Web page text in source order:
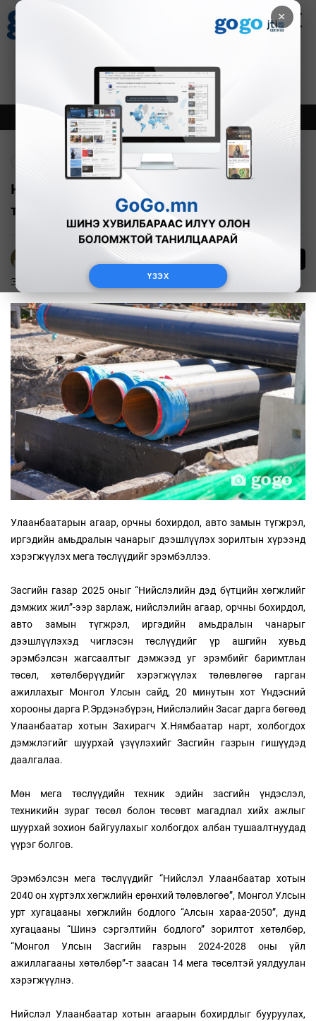
×
ҮЗЭХ
Зурхай
8.09
Онцлох Шинэ
Нийслэлд хэрэгжүүлэх мега
төслүүдийг эрэмбэллээ
Б.Эрдэнэчимэг
Эдийн засаг 2025-01-23
Улаанбаатарын агаар, орчны бохирдол, авто замын түгжрэл,
иргэдийн амьдралын чанарыг дээшлүүлэх зорилтын хүрээнд
хэрэгжүүлэх мега төслүүдийг эрэмбэллээ.
Засгийн газар 2025 оныг “Нийслэлийн дэд бүтцийн хөгжлийг
дэмжих жил”-ээр зарлаж, нийслэлийн агаар, орчны бохирдол,
авто замын түгжрэл, иргэдийн амьдралын чанарыг
дээшлүүлэхэд чиглэсэн төслүүдийг үр ашгийн хувьд
эрэмбэлсэн жагсаалтыг дэмжээд уг эрэмбийг баримтлан
төсөл, хөтөлбөрүүдийг хэрэгжүүлэх төлөвлөгөө гарган
ажиллахыг Монгол Улсын сайд, 20 минутын хот Үндэсний
хорооны дарга Р.Эрдэнэбүрэн, Нийслэлийн Засаг дарга бөгөөд
Улаанбаатар хотын Захирагч Х.Нямбаатар нарт, холбогдох
дэмжлэгийг шуурхай үзүүлэхийг Засгийн газрын гишүүдэд
даалгалаа.
Мөн мега төслүүдийн техник эдийн засгийн үндэслэл,
техникийн зураг төсөл болон төсөвт магадлал хийх ажлыг
шуурхай зохион байгуулахыг холбогдох албан тушаалтнуудад
үүрэг болгов.
Эрэмбэлсэн мега төслүүдийг “Нийслэл Улаанбаатар хотын
2040 он хүртэлх хөгжлийн ерөнхий төлөвлөгөө”, Монгол Улсын
урт хугацааны хөгжлийн бодлого “Алсын хараа-2050”, дунд
хугацааны “Шинэ сэргэлтийн бодлого” зорилтот хөтөлбөр,
“Монгол Улсын Засгийн газрын 2024-2028 оны үйл
ажиллагааны хөтөлбөр”-т заасан 14 мега төсөлтэй уялдуулан
хэрэгжүүлнэ.
Нийслэл Улаанбаатар хотын агаарын бохирдлыг бууруулах,